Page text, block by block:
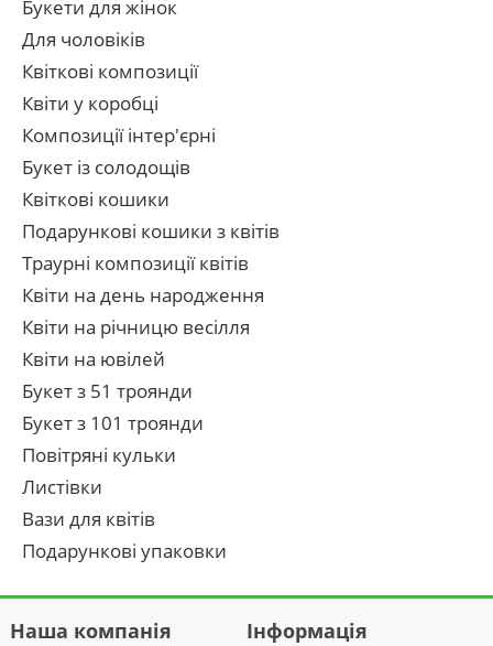
Букети для жінок
Для чоловіків
Квіткові композиції
Квіти у коробці
Композиції інтер'єрні
Букет із солодощів
Квіткові кошики
Подарункові кошики з квітів
Траурні композиції квітів
Квіти на день народження
Квіти на річницю весілля
Квіти на ювілей
Букет з 51 троянди
Букет з 101 троянди
Повітряні кульки
Листівки
Вази для квітів
Подарункові упаковки
Наша компанія Інформація